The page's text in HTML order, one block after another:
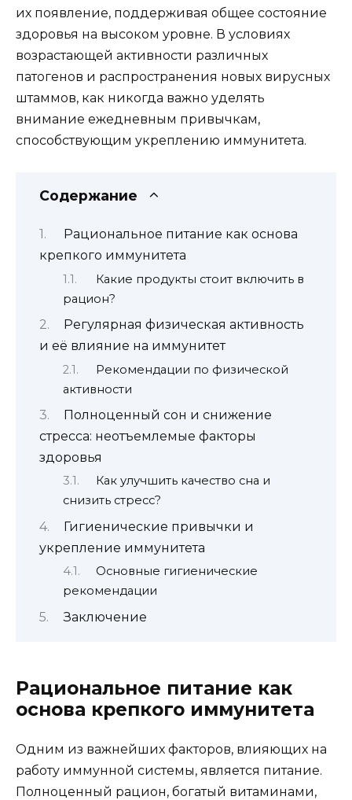
их появление, поддерживая общее состояние
здоровья на высоком уровне. В условиях
возрастающей активности различных
патогенов и распространения новых вирусных
штаммов, как никогда важно уделять
внимание ежедневным привычкам,
способствующим укреплению иммунитета.
Содержание
Рациональное питание как основа
крепкого иммунитета
Какие продукты стоит включить в
рацион?
Регулярная физическая активность
и её влияние на иммунитет
Рекомендации по физической
активности
Полноценный сон и снижение
стресса: неотъемлемые факторы
здоровья
Как улучшить качество сна и
снизить стресс?
Гигиенические привычки и
укрепление иммунитета
Основные гигиенические
рекомендации
Заключение
Рациональное питание как
основа крепкого иммунитета
Одним из важнейших факторов, влияющих на
работу иммунной системы, является питание.
Полноценный рацион, богатый витаминами,